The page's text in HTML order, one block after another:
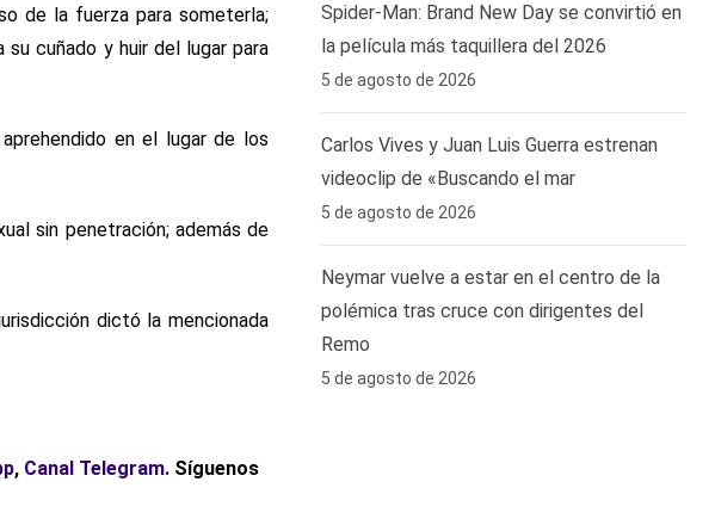
de la fuerza para someterla;
cuñado y huir del lugar para
en el lugar de los
sin penetración; además de
dictó la mencionada
, Canal Telegram. Síguenos
Spider-Man: Brand New Day se convirtió en
la película más taquillera del 2026
5 de agosto de 2026
Carlos Vives y Juan Luis Guerra estrenan
videoclip de «Buscando el mar
5 de agosto de 2026
Neymar vuelve a estar en el centro de la
polémica tras cruce con dirigentes del
Remo ‎
5 de agosto de 2026